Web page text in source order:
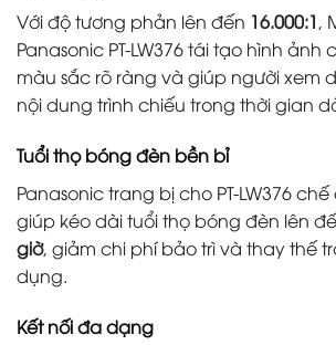
Với độ tương phản lên đến 16.000:1,
Panasonic PT-LW376 tái tạo hình ảnh
màu sắc rõ ràng và giúp người xem
nội dung trình chiếu trong thời gian
Tuổi thọ bóng đèn bền bỉ
Panasonic trang bị cho PT-LW376 chế
giúp kéo dài tuổi thọ bóng đèn lên
giờ, giảm chi phí bảo trì và thay thế
dụng.
Kết nối đa dạng